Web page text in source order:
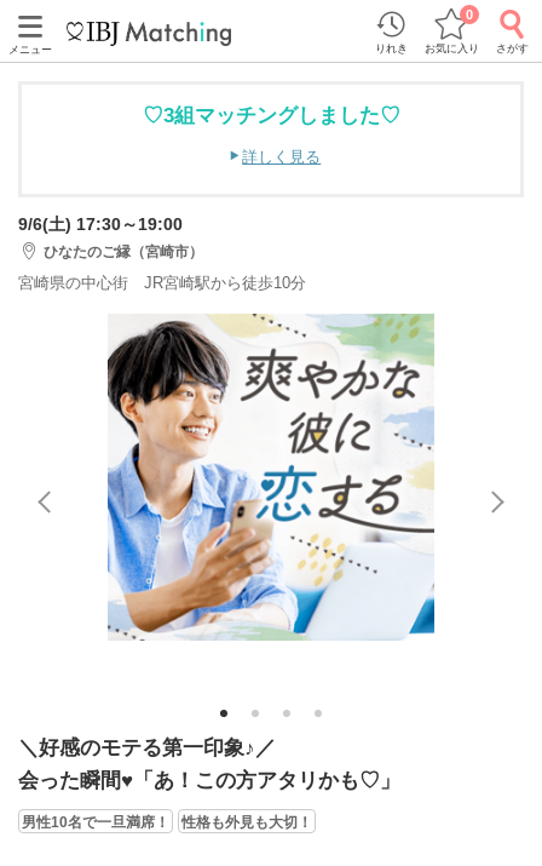
メニュー りれき お気に入り
0
さがす
♡3組マッチングしました♡
詳しく見る
9/6(土) 17:30～19:00
ひなたのご縁（宮崎市）
宮崎県の中心街 JR宮崎駅から徒歩10分
1 2 3 4
＼好感のモテる第一印象♪／
会った瞬間♥「あ！この方アタリかも♡」
男性10名で一旦満席！ 性格も外見も大切！